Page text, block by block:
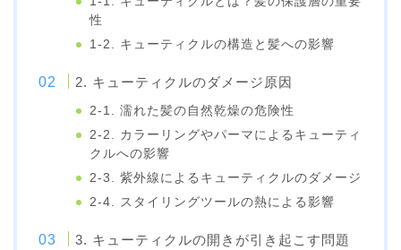
性
1-2. キューティクルの構造と髪への影響
2. キューティクルのダメージ原因
2-1. 濡れた髪の自然乾燥の危険性
2-2. カラーリングやパーマによるキューティ
クルへの影響
2-3. 紫外線によるキューティクルのダメージ
2-4. スタイリングツールの熱による影響
3. キューティクルの開きが引き起こす問題